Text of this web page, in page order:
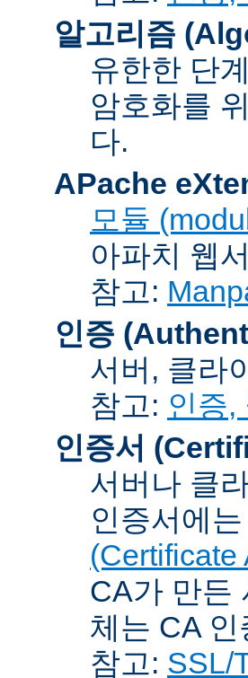
알고리즘
유한한 단
암호화를
다.
APache
모듈
아파치 웹
참고:
인증
서버, 클라
참고: 인증,
인증서
서버나 클
인증서에
(Certificate
CA가 만든
체는 CA
참고: SSL/